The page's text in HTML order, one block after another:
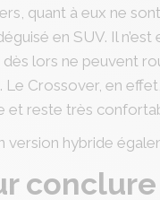
quant à eux ne
en SUV. Il
lors ne peuvent
Le Crossover, en
et reste très
version hybride
conclure